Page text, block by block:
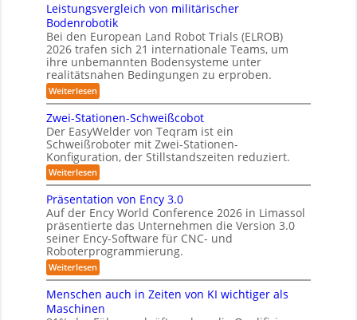
6m
3
D
-
S
t
e
r
e
o
-
K
a
m
e
r
a
s
y
s
t
e
u
t
t
l
e
-
S
y
s
t
e
m
f
ü
r
R
e
i
r
ä
Leistungsvergleich von militärischer
Bodenrobotik
Bei den European Land Robot Trials (ELROB)
2026 trafen sich 21 internationale Teams, um
ihre unbemannten Bodensysteme unter
realitätsnahen Bedingungen zu erproben.
Weiterlesen:
L
e
i
s
t
u
n
g
v
e
r
g
l
e
i
c
h
v
o
Zwei-Stationen-Schweißcobot
Der EasyWelder von Teqram ist ein
Schweißroboter mit Zwei-Stationen-
Konfiguration, der Stillstandszeiten reduziert.
Weiterlesen:
Z
w
e
i
-
S
t
a
t
i
o
n
e
Präsentation von Ency 3.0
Auf der Ency World Conference 2026 in Limassol
präsentierte das Unternehmen die Version 3.0
seiner Ency-Software für CNC- und
Roboterprogrammierung.
Weiterlesen:
P
ä
s
Menschen auch in Zeiten von KI wichtiger als
Maschinen